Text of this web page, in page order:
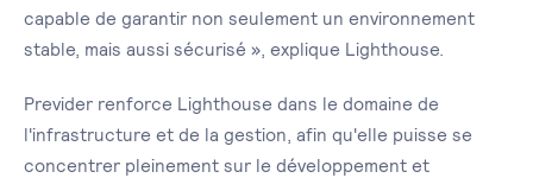
capable de garantir non seulement un environnement
stable, mais aussi sécurisé », explique Lighthouse.
Previder renforce Lighthouse dans le domaine de
l'infrastructure et de la gestion, afin qu'elle puisse se
concentrer pleinement sur le développement et